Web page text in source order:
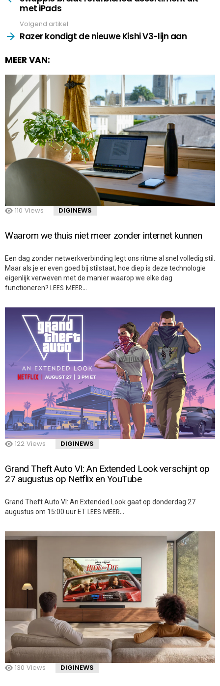
met iPads
Volgend artikel
Razer kondigt de nieuwe Kishi V3-lijn aan
MEER VAN:
110 Views DIGINEWS
Waarom we thuis niet meer zonder internet kunnen
Een dag zonder netwerkverbinding legt ons ritme al snel volledig stil.
Maar als je er even goed bij stilstaat, hoe diep is deze technologie
eigenlijk verweven met de manier waarop we elke dag
functioneren? LEES MEER…
122 Views DIGINEWS
Grand Theft Auto VI: An Extended Look verschijnt op
27 augustus op Netflix en YouTube
Grand Theft Auto VI: An Extended Look gaat op donderdag 27
augustus om 15:00 uur ETLEES MEER…
130 Views DIGINEWS